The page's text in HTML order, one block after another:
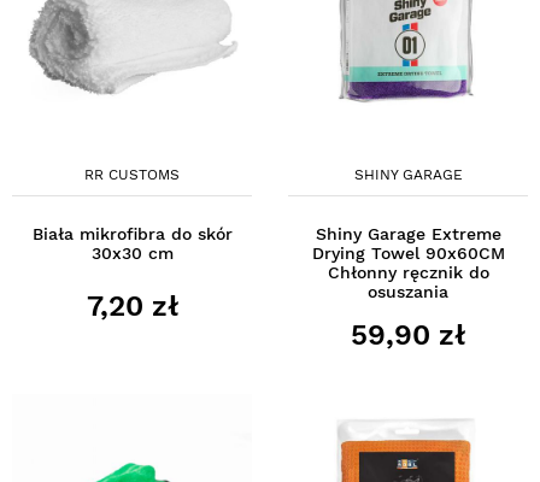
RR CUSTOMS
Biała mikrofibra do skór
30x30 cm
7,20 zł
SHINY GARAGE
Shiny Garage Extreme
Drying Towel 90x60CM
Chłonny ręcznik do
osuszania
59,90 zł